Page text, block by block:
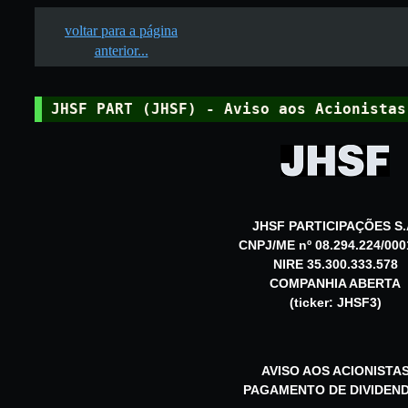
voltar para a página
anterior...
JHSF PART (JHSF) - Aviso aos
JHSF PARTICIPAÇÕES
CNPJ/ME nº 08.294.224/
NIRE 35.300.333.578
COMPANHIA ABERTA
(ticker: JHSF3)
AVISO AOS
PAGAMENTO DE